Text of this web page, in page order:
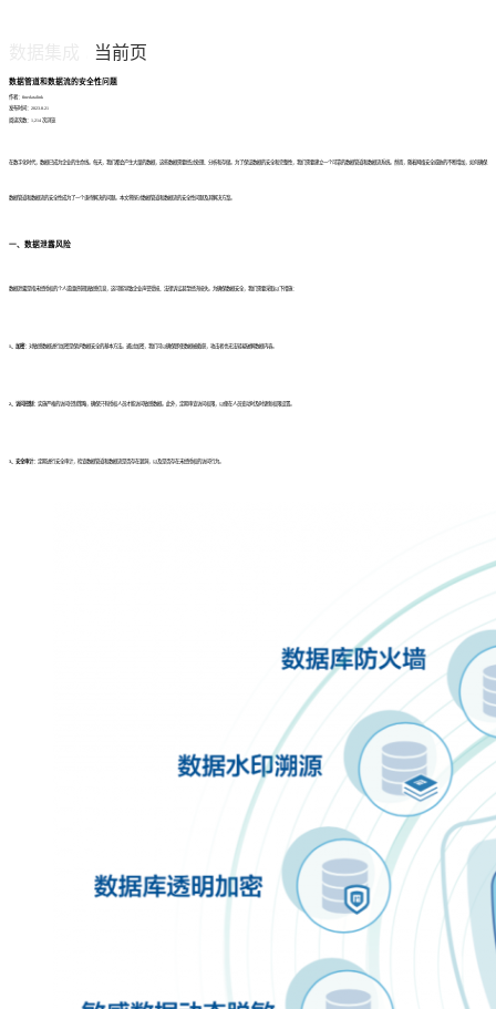
当前页
数据管道和数据流的安全性问题
作者：finedatalink
发布时间：2023.8.21
阅读次数：1,214 次浏览
在数字化时代，数据已成为企业的生命线。每天，我们都会产生大量的数据，这些数据需要经过处理、分析和存储。为了保证数据的安全和完整性，我们需要建立一个可靠的数据管道和数据流系统。然而，随着网络安全威胁的不断增加，如何确保
数据管道和数据流的安全性成为了一个亟待解决的问题。本文将探讨数据管道和数据流的安全性问题及其解决方案。
一、数据泄露风险
数据泄露是指未经授权的个人或组织获取敏感信息，这可能导致企业声誉受损、法律诉讼甚至经济损失。为确保数据安全，我们需要采取以下措施：
1、加密： 对敏感数据进行加密是保护数据安全的基本方法。通过加密，我们可以确保即使数据被截获，攻击者也无法轻易破解数据内容。
2、访问控制： 实施严格的访问控制策略，确保只有授权人员才能访问敏感数据。此外，定期审查访问权限，以便在人员变动时及时更新权限设置。
3、安全审计： 定期进行安全审计，检查数据管道和数据流是否存在漏洞，以及是否存在未经授权的访问行为。